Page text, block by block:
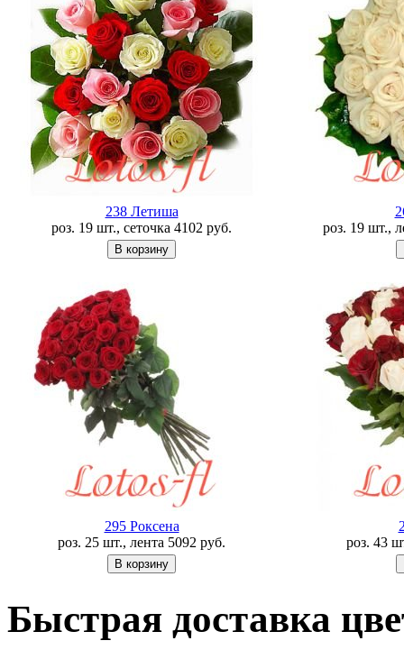
238 Летишa
роз. 19 шт., сеточка 4102 руб.
роз. 19 шт.,
295 Роксена
роз. 25 шт., лента 5092 руб.
роз. 43
Быстрая доставка